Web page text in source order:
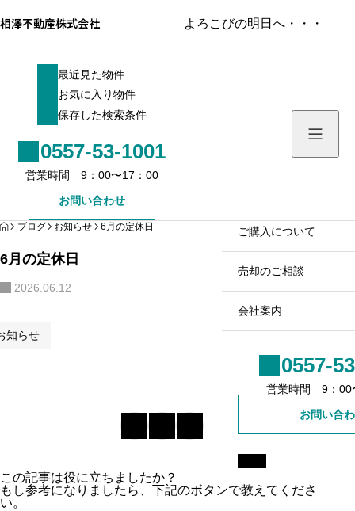
売買戸建て
売買土地
売買マンション
売買事業用
ご購入について
売却のご相談
会社案内
0557-
営業時間 9：00
お問い合
相澤不動産株式会社 よろこびの明日へ・・・
最近見た物件
お気に入り物件
保存した検索条件
0557-53-1001
営業時間 9：00〜17：00
お問い合わせ
HOME
ブログ お知らせ 6月の定休日
6月の定休日
2026.06.12
知らせ
この記事は役に立ちましたか？
もし参考になりましたら、下記のボタンで教えてくださ
い。